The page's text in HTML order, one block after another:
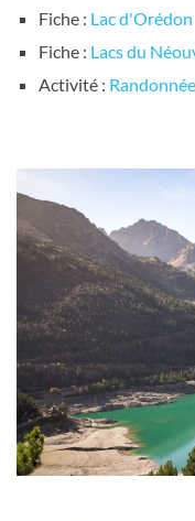
Fiche : Lac d'Orédon
Fiche : Lacs du
Activité :